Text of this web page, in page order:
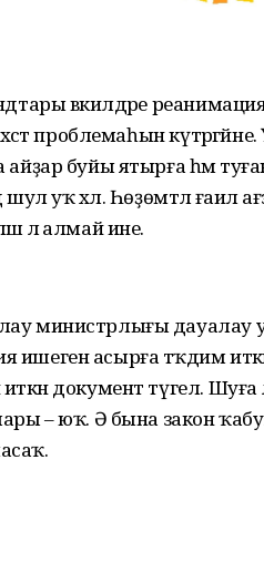
вәкилдәре
проблемаһын
айҙар буйы ятырға һәм
уҡ хәл. Һөҙөмтәлә ғаилә
лә алмай ине.
министрлығы дауалау
ишеген асырға тәҡдим
иткән документ түгел.
– юҡ. Ә бына закон